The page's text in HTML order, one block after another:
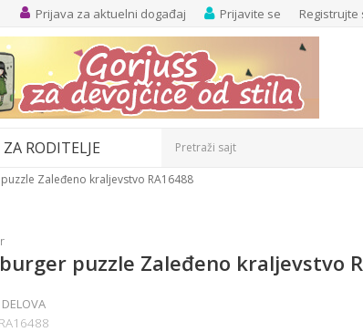
Prijavite se Registrujte
Prijava za aktuelni događaj
RODITELJE Pretraži sajt
Zaleđeno kraljevstvo RA16488
puzzle Zaleđeno kraljevstvo
RA16488